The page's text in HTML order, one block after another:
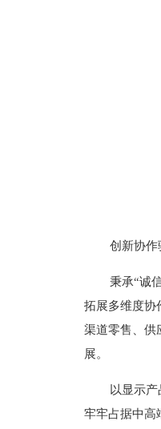
创新协作
秉承“诚
拓展多维度协
渠道零售、供
展。
以显示
牢牢占据中高